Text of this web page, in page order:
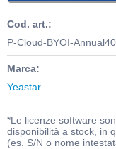
Cod. art.:
P-Cloud-BYOI-
Marca:
Yeastar
*Le licenze software
disponibilità a stock, in
(es. S/N o nome